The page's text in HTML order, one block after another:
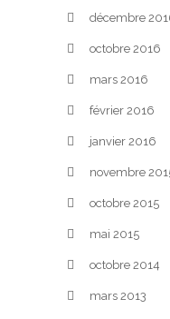
décembre
octobre 2016
mars 2016
février 2016
janvier 2016
novembre
octobre 2015
mai 2015
octobre 2014
mars 2013